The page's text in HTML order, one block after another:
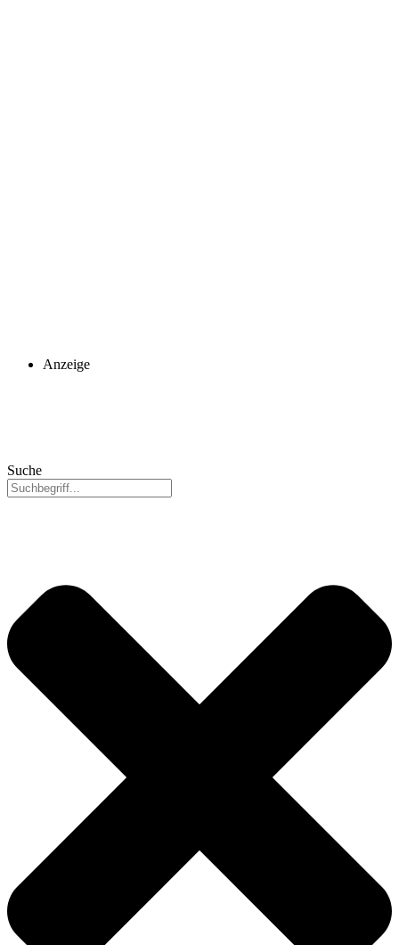
Anzeige
Suche